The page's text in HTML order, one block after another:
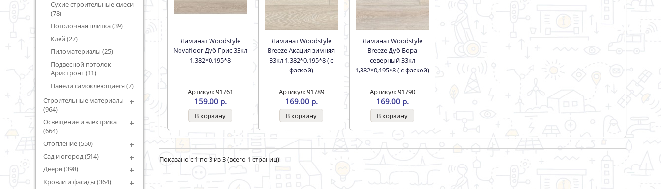
Сухие строительные смеси
(78)
Потолочная плитка (39)
Клей (27)
Пиломатериалы (25)
Подвесной потолок
Армстронг (11)
Панели самоклеющаеся (7)
Строительные материалы
(964)
Освещение и электрика
(664)
Отопление (550)
Сад и огород (514)
Двери (398)
Кровли и фасады (364)
Ламинат Woodstyle
Novafloor Дуб Грис 33кл
1,382*0,195*8
Артикул: 91761
159.00 р.
Ламинат Woodstyle
Breeze Акация зимняя
33кл 1,382*0,195*8 ( с
фаской)
Артикул: 91789
169.00 р.
Ламинат Woodstyle
Breeze Дуб Бора
северный 33кл
1,382*0,195*8 ( с фаской)
Артикул: 91790
169.00 р.
Показано с 1 по 3 из 3 (всего 1 страниц)